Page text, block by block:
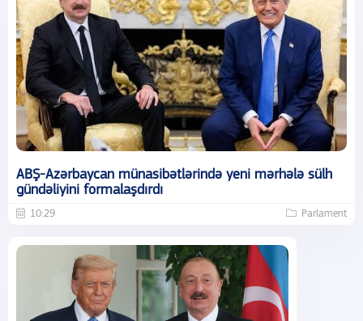
ABŞ-Azərbaycan münasibətlərində yeni mərhələ sülh
gündəliyini formalaşdırdı
10:29 Parlament